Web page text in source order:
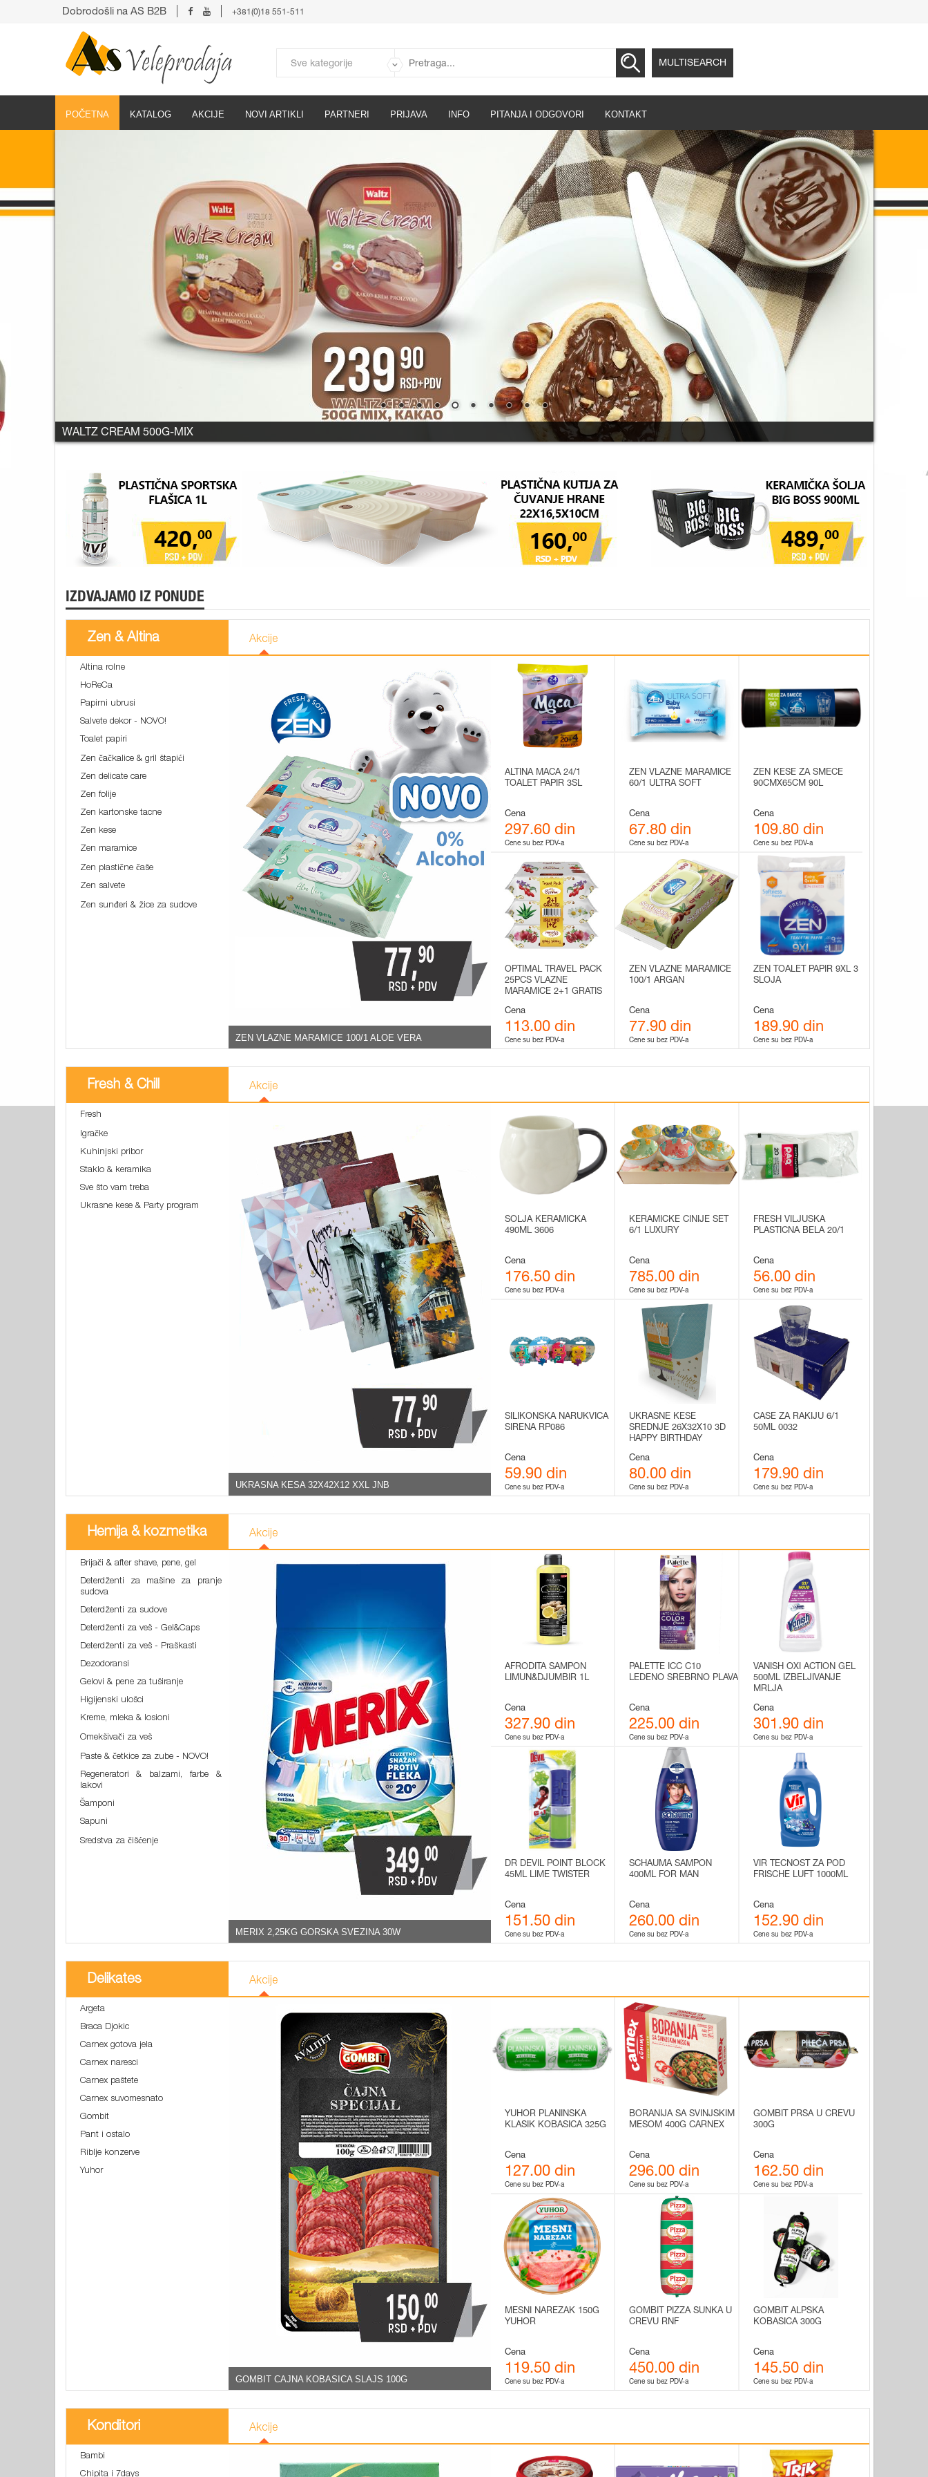
POČETNA KATALOG AKCIJE NOVI ARTIKLI PARTNERI PRIJAVA INFO PITANJA I ODGOVORI KONTAKT
Dobrodošli na AS B2B +381(0)18 551-511
MULTISEARCH
VINO STOBI VIŠE VRSTA
IZDVAJAMO IZ PONUDE
Zen & Altina Akcije
Altina rolne
HoReCa
Papirni ubrusi
Salvete dekor - NOVO!
Toalet papiri
Zen čačkalice & gril štapići
Zen delicate care
Zen folije
Zen kartonske tacne
Zen kese
Zen maramice
Zen plastične čaše
Zen salvete
Zen sunđeri & žice za sudove
ZEN VLAZNE MARAMICE 100/1 ALOE VERA
ALTINA MACA 24/1
TOALET PAPIR 3SL
Cena
297.60 din
Cene su bez PDV-a
ZEN VLAZNE MARAMICE
60/1 ULTRA SOFT
Cena
67.80 din
Cene su bez PDV-a
ZEN KESE ZA SMECE
90CMX65CM 90L
Cena
109.80 din
Cene su bez PDV-a
OPTIMAL TRAVEL PACK
25PCS VLAZNE
MARAMICE 2+1 GRATIS
Cena
113.00 din
Cene su bez PDV-a
ZEN VLAZNE MARAMICE
100/1 ARGAN
Cena
77.90 din
Cene su bez PDV-a
ZEN TOALET PAPIR 9XL 3
SLOJA
Cena
189.90 din
Cene su bez PDV-a
Fresh & Chill Akcije
Fresh
Igračke
Kuhinjski pribor
Staklo & keramika
Sve što vam treba
Ukrasne kese & Party program
UKRASNA KESA 32X42X12 XXL JNB
SOLJA KERAMICKA
490ML 3606
Cena
176.50 din
Cene su bez PDV-a
KERAMICKE CINIJE SET
6/1 LUXURY
Cena
785.00 din
Cene su bez PDV-a
FRESH VILJUSKA
PLASTICNA BELA 20/1
Cena
56.00 din
Cene su bez PDV-a
SILIKONSKA NARUKVICA
SIRENA RP086
Cena
59.90 din
Cene su bez PDV-a
UKRASNE KESE
SREDNJE 26X32X10 3D
HAPPY BIRTHDAY
Cena
80.00 din
Cene su bez PDV-a
CASE ZA RAKIJU 6/1
50ML 0032
Cena
179.90 din
Cene su bez PDV-a
Hemija & kozmetika Akcije
Brijači & after shave, pene, gel
Deterdženti za mašine za pranje
sudova
Deterdženti za sudove
Deterdženti za veš - Gel&Caps
Deterdženti za veš - Praškasti
Dezodoransi
Gelovi & pene za tuširanje
Higijenski ulošci
Kreme, mleka & losioni
Omekšivači za veš
Paste & četkice za zube - NOVO!
Regeneratori & balzami, farbe &
lakovi
Šamponi
Sapuni
Sredstva za čišćenje
MERIX 2,25KG GORSKA SVEZINA 30W
AFRODITA SAMPON
LIMUN&DJUMBIR 1L
Cena
327.90 din
Cene su bez PDV-a
PALETTE ICC C10
LEDENO SREBRNO PLAVA
Cena
225.00 din
Cene su bez PDV-a
VANISH OXI ACTION GEL
500ML IZBELJIVANJE
MRLJA
Cena
301.90 din
Cene su bez PDV-a
DR DEVIL POINT BLOCK
45ML LIME TWISTER
Cena
151.50 din
Cene su bez PDV-a
SCHAUMA SAMPON
400ML FOR MAN
Cena
260.00 din
Cene su bez PDV-a
VIR TECNOST ZA POD
FRISCHE LUFT 1000ML
Cena
152.90 din
Cene su bez PDV-a
Delikates Akcije
Argeta
Braca Djokic
Carnex gotova jela
Carnex naresci
Carnex paštete
Carnex suvomesnato
Gombit
Pant i ostalo
Riblje konzerve
Yuhor
GOMBIT CAJNA KOBASICA SLAJS 100G
YUHOR PLANINSKA
KLASIK KOBASICA 325G
Cena
127.00 din
Cene su bez PDV-a
BORANIJA SA SVINJSKIM
MESOM 400G CARNEX
Cena
296.00 din
Cene su bez PDV-a
GOMBIT PRSA U CREVU
300G
Cena
162.50 din
Cene su bez PDV-a
MESNI NAREZAK 150G
YUHOR
Cena
119.50 din
Cene su bez PDV-a
GOMBIT PIZZA SUNKA U
CREVU RNF
Cena
450.00 din
Cene su bez PDV-a
GOMBIT ALPSKA
KOBASICA 300G
Cena
145.50 din
Cene su bez PDV-a
Konditori Akcije
Bambi
Chipita i 7days